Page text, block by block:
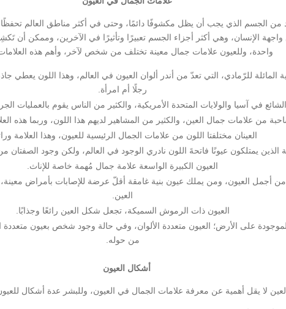
من الجسم الذي يجب أن يظل مكشوفًا دائمًا، وحتى في أكثر مناطق العالم
واجهة الإنسان، وهي أكثر أجزاء الجسم تعبيرًا وتأثيرًا في الآخرين، وممكن أن
واحدة، وللعيون علامات جمال معينة تختلف من شخص لآخر، وأهم هذه
المائلة للرّمادي، التي تعدّ من أندر ألوان العيون في العالم، وهذا اللون يعطي
رجلًا أم امرأة.
في آسيا والولايات المتحدة الأمريكية، والكثير من الناس يقوم بالعمليات
من علامات جمال العين، والكثير من المشاهير لديهم هذا اللون، وربما هذه
العينان مختلفتا اللون من علامات الجمال الرئيسية للعيون، وهذا العلامة
الذين يمتلكون عيونًا فاتحةَ اللون نادري الوجود في العالم، ولكن وجود الصفتان
العيون الكبيرة الواسعة علامة جمال مُهمة خاصة للإناث.
من أجمل العيون، ومن يملك عيون بنية غامقة أقلّ عرضة للإصابات بأمراض
العين.
العيون ذات الرموش السميكة، تجعل شكل العين رائعًا وجذابًا.
على الأرض؛ العيون متعددة الألوان، وفي حالة وجود شخص بعيون متعددة
من حوله.
أشكال العيون
لا يقل أهمية عن معرفة علامات الجمال في العيون، وللبشر عدة أشكال